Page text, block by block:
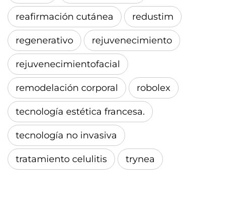
reafirmación cutánea redustim
regenerativo rejuvenecimiento
rejuvenecimientofacial
remodelación corporal robolex
tecnología estética francesa.
tecnología no invasiva
tratamiento celulitis trynea